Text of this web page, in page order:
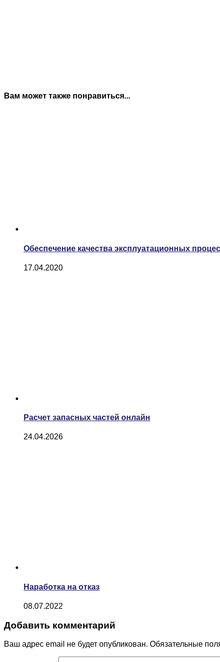
Вам может также понравиться...
Обеспечение качества эксплуатационных
17.04.2020
Расчет запасных частей онлайн
24.04.2026
Наработка на отказ
08.07.2022
Добавить комментарий
Ваш адрес email не будет опубликован. Обязательные